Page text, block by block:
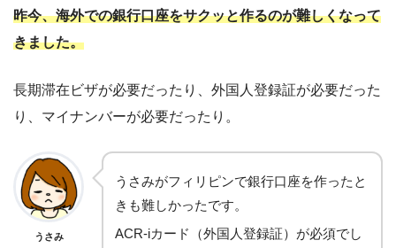
昨今、海外での銀行口座をサクッと作るのが難しくなって
きました。
長期滞在ビザが必要だったり、外国人登録証が必要だった
り、マイナンバーが必要だったり。
うさみ
うさみがフィリピンで銀行口座を作ったと
きも難しかったです。
ACR-iカード（外国人登録証）が必須でし